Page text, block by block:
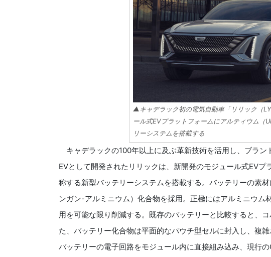
▲キャデラック初の電気自動車「リリック（
ール式EVプラットフォームにアルティウム（
リーシステムを搭載する
キャデラックの100年以上に及ぶ革新技術を活用し、ブラン
EVとして開発されたリリックは、新開発のモジュール式EV
称する新型バッテリーシステムを搭載する。バッテリーの素
ンガン-アルミニウム）化合物を採用。正極にはアルミニウム
用を可能な限り削減する。既存のバッテリーと比較すると、
た、バッテリー化合物は平面的なパウチ型セルに封入し、複
バッテリーの電子回路をモジュール内に直接組み込み、現行